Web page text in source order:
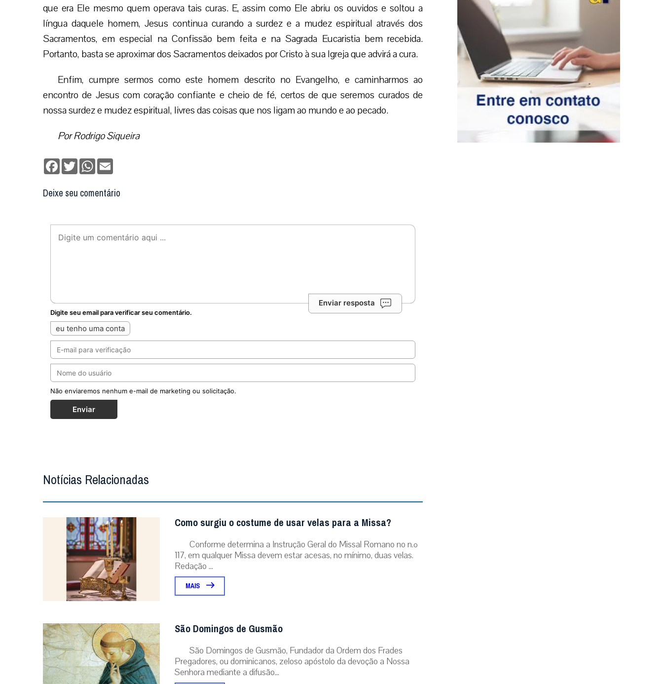
que era Ele mesmo quem operava tais curas. E, assim como Ele abriu os ouvidos e soltou a
língua daquele homem, Jesus continua curando a surdez e a mudez espiritual através dos
Sacramentos, em especial na Confissão bem feita e na Sagrada Eucaristia bem recebida.
Portanto, basta se aproximar dos Sacramentos deixados por Cristo à sua Igreja que advirá a cura.
Enfim, cumpre sermos como este homem descrito no Evangelho, e caminharmos ao
encontro de Jesus com coração confiante e cheio de fé, certos de que seremos curados de
nossa surdez e mudez espiritual, livres das coisas que nos ligam ao mundo e ao pecado.
Por Rodrigo Siqueira
Facebook
TwitterWhatsApp
Deixe seu comentário
Enviar resposta
Digite seu email para verificar seu comentário.
eu tenho uma conta
Não enviaremos nenhum e-mail de marketing ou solicitação.
Enviar
Notícias Relacionadas
Como surgiu o costume de usar velas para a Missa?
Conforme determina a Instrução Geral do Missal Romano no n.º
117, em qualquer Missa devem estar acesas, no mínimo, duas velas.
Redação ...
MAIS
São Domingos de Gusmão
São Domingos de Gusmão, Fundador da Ordem dos Frades
Pregadores, ou dominicanos, zeloso apóstolo da devoção a Nossa
Senhora mediante a difusão...